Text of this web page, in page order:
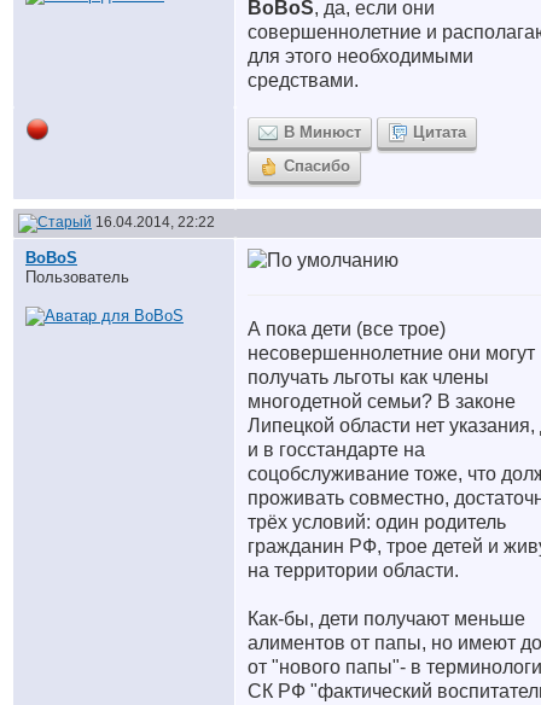
BoBoS, да, если они
совершеннолетние и
для этого необходимыми
средствами.
В Минюст
Цитата
Спасибо
16.04.2014, 22:22
BoBoS
Пользователь
А пока дети (все трое)
несовершеннолетние они могут
получать льготы как члены
многодетной семьи? В законе
Липецкой области нет указания,
и в госстандарте на
соцобслуживание тоже, что
проживать совместно,
трёх условий: один родитель
гражданин РФ, трое детей и
на территории области.
Как-бы, дети получают меньше
алиментов от папы, но имеют
от "нового папы"- в
СК РФ "фактический